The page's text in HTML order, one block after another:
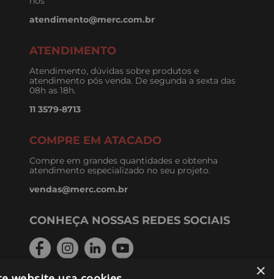
atendimento@merc.com.br
ATENDIMENTO
Atendimento, dúvidas sobre produtos e
atendimento pós venda. De segunda a sexta das
08h as 18h.
11 3579-8713
COMPRE EM ATACADO
Compre em grandes quantidades e obtenha
atendimento especializado no seu projeto.
vendas@merc.com.br
CONHEÇA NOSSAS REDES SOCIAIS
×